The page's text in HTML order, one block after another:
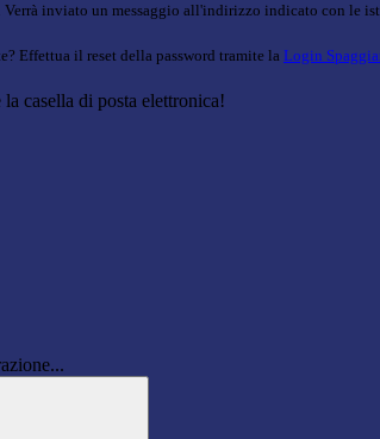
Verrà inviato un messaggio all'indirizzo indicato con le
Effettua il reset della password tramite la Login
casella di posta elettronica!